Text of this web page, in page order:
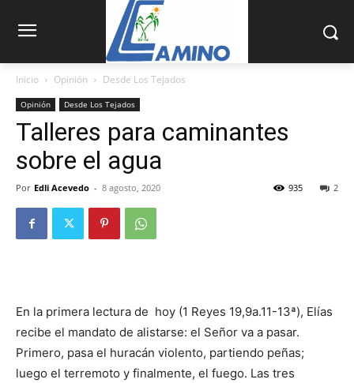
Inicio Opinión Desde Los Tejados
Opinión Desde Los Tejados
Talleres para caminantes
sobre el agua
Por Edli Acevedo - 8 agosto, 2020 2
935
En la primera lectura de hoy (1 Reyes 19,9a.11-13ª), Elías
recibe el mandato de alistarse: el Señor va a pasar.
Primero, pasa el huracán violento, partiendo peñas;
luego el ­terremoto y finalmente, el fuego. Las tres